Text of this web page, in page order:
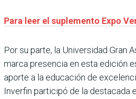
Para leer el suplemento Expo
Por su parte, la Universidad Gran
marca presencia en esta edición
aporte a la educación de
Inverfin participó de la destacada